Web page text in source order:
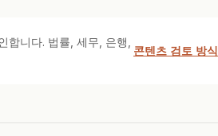
니다. 법률, 세무, 은행,
콘텐츠 검토 방식